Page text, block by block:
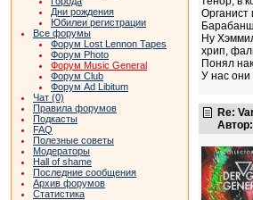
Дни рождения
Юбилеи регистрации
Все форумы
Форум Lost Lennon Tapes
Форум Photo
Форум Music General
Форум Club
Форум Ad Libitum
Чат (0)
Правила форумов
Подкасты
FAQ
Полезные советы
Модераторы
Hall of shame
Последние сообщения
Архив форумов
Статистика
Органист
Ну
хрип,
Понял
У нас они
Re:
Автор: